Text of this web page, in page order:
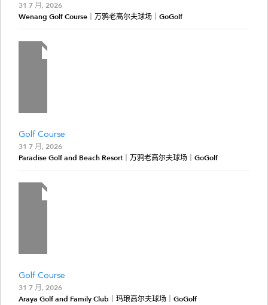
31 7 月, 2026
Wenang Golf Course｜万鸦老高尔夫球场｜GoGolf
Golf Course
31 7 月, 2026
Paradise Golf and Beach Resort｜万鸦老高尔夫球场｜GoGolf
Golf Course
31 7 月, 2026
Araya Golf and Family Club｜玛琅高尔夫球场｜GoGolf